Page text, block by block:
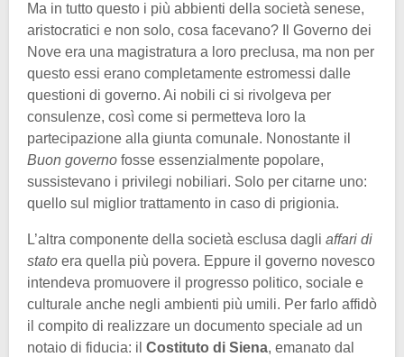
Ma in tutto questo i più abbienti della società senese,
aristocratici e non solo, cosa facevano? Il Governo dei
Nove era una magistratura a loro preclusa, ma non per
questo essi erano completamente estromessi dalle
questioni di governo. Ai nobili ci si rivolgeva per
consulenze, così come si permetteva loro la
partecipazione alla giunta comunale. Nonostante il
Buon governo fosse essenzialmente popolare,
sussistevano i privilegi nobiliari. Solo per citarne uno:
quello sul miglior trattamento in caso di prigionia.
L’altra componente della società esclusa dagli affari di
stato era quella più povera. Eppure il governo novesco
intendeva promuovere il progresso politico, sociale e
culturale anche negli ambienti più umili. Per farlo affidò
il compito di realizzare un documento speciale ad un
notaio di fiducia: il Costituto di Siena, emanato dal